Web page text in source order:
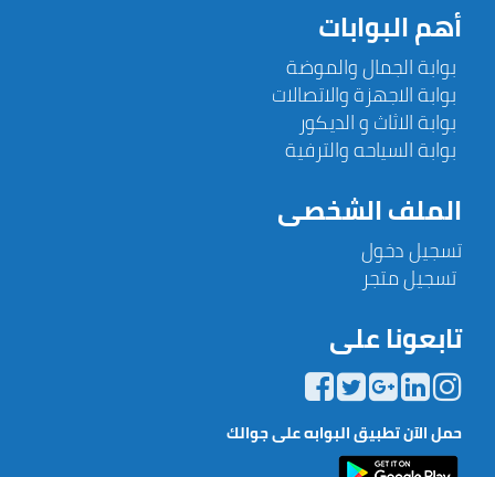
أهم البوابات
بوابة الجمال والموضة
بوابة الاجهزة والاتصالات
بوابة الاثاث و الديكور
بوابة السياحه والترفية
الملف الشخصى
تسجيل دخول
تسجيل متجر
تابعونا على
حمل الآن تطبيق البوابه على جوالك